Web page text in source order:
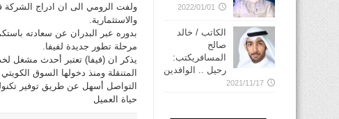
ولفت الرومي الى ان ادراج الشركة
والاستثمارية.
بدوره عبر البدران عن سعادته
مرحلة تطور جديدة لفيفا.
يذكر ان (فيفا) تعتبر أحدث مشغل
التواصل أسهل عن طريق توفير
حياة العميل
2022/01/01
الكاتب / خالد
صالح
المسافريكتب:
رحيل .. الوافدين
2021/11/17